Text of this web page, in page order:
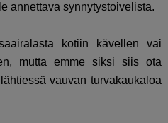
annettava synnytystoivelista.
kotiin kävellen vai
mutta emme siksi siis ota
vauvan turvakaukaloa